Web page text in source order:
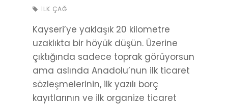
İLK ÇAĞ
Kayseri’ye yaklaşık 20 kilometre
uzaklıkta bir höyük düşün. Üzerine
çıktığında sadece toprak görüyorsun
ama aslında Anadolu’nun ilk ticaret
sözleşmelerinin, ilk yazılı borç
kayıtlarının ve ilk organize ticaret